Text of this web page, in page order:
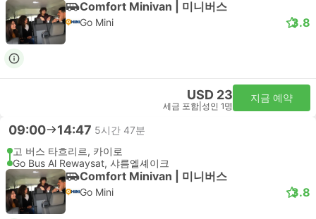
Comfort Minivan | 미니버스
Go Mini 3.8
USD 23
세금 포함 성인 1명
지금 예약
09:00 14:47 5시간 47분
고 버스 타흐리르, 카이로
Go Bus Al Rewaysat, 샤름엘셰이크
Comfort Minivan | 미니버스
Go Mini 3.8